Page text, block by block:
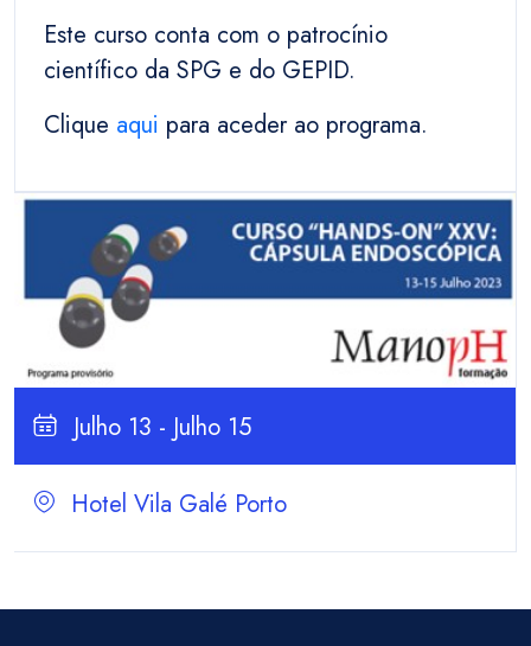
Este curso conta com o patrocínio
científico da SPG e do GEPID.
Clique aqui para aceder ao programa.
Julho 13 - Julho 15
Hotel Vila Galé Porto